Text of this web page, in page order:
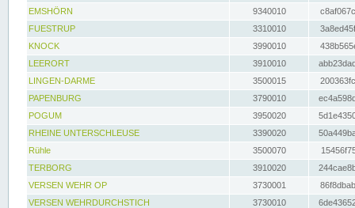
EMSHÖRN
9340010
FUESTRUP
3310010
KNOCK
3990010
LEERORT
3910010
LINGEN-DARME
3500015
PAPENBURG
3790010
POGUM
3950020
RHEINE UNTERSCHLEUSE
3390020
Rühle
3500070
TERBORG
3910020
VERSEN WEHR OP
3730001
VERSEN WEHRDURCHSTICH
3730010